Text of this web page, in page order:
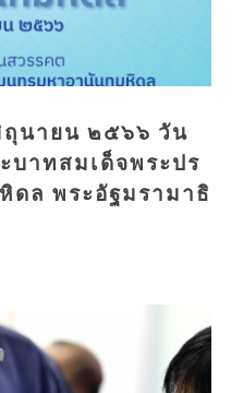
นายน ๒๕๖๖ วัน
บาทสมเด็จพระปร
ล พระอัฐมรามาธิ